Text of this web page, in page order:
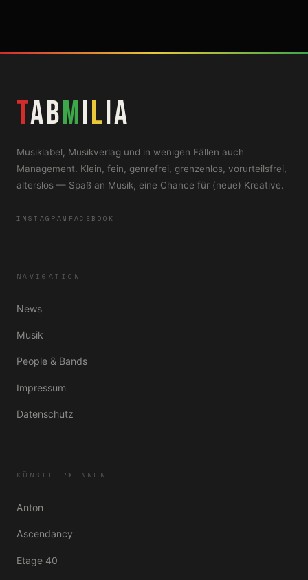
TABMiLiA
Musiklabel, Musikverlag und in wenigen Fällen auch
Management. Klein, fein, genrefrei, grenzenlos, vorurteilsfrei,
alterslos — Spaß an Musik, eine Chance für (neue) Kreative.
INSTAGRAM FACEBOOK
NAVIGATION
News
Musik
People & Bands
Impressum
Datenschutz
KÜNSTLER*INNEN
Anton
Ascendancy
Etage 40